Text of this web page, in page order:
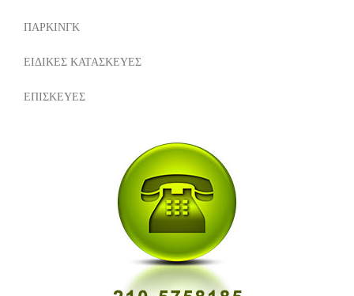
ΠΑΡΚΙΝΓΚ
ΕΙΔΙΚΕΣ ΚΑΤΑΣΚΕΥΕΣ
ΕΠΙΣΚΕΥΕΣ